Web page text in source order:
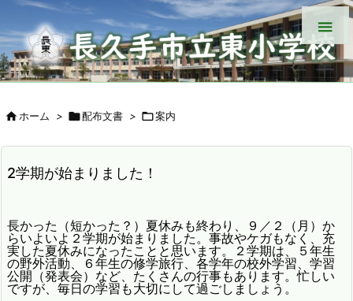

ホーム > 配布文書 > 案内
2学期が始まりました！
長かった（短かった？）夏休みも終わり、９／２（月）か
らいよいよ２学期が始まりました。事故やケガもなく、充
実した夏休みになったことと思います。２学期は、５年生
の野外活動、６年生の修学旅行、各学年の校外学習、学習
公開（発表会）など、たくさんの行事もあります。忙しい
ですが、毎日の学習も大切にして過ごしましょう。